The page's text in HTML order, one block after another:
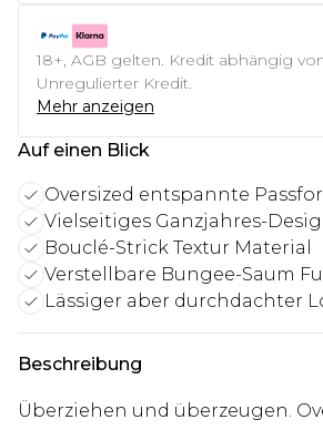
18+, AGB gelten. Kredit abhängig
Unregulierter Kredit.
Mehr anzeigen
Auf einen Blick
Oversized entspannte
Vielseitiges Ganzjahres-
Bouclé-Strick Textur Material
Verstellbare Bungee-Saum
Lässiger aber durchdachter
Beschreibung
Überziehen und überzeugen.